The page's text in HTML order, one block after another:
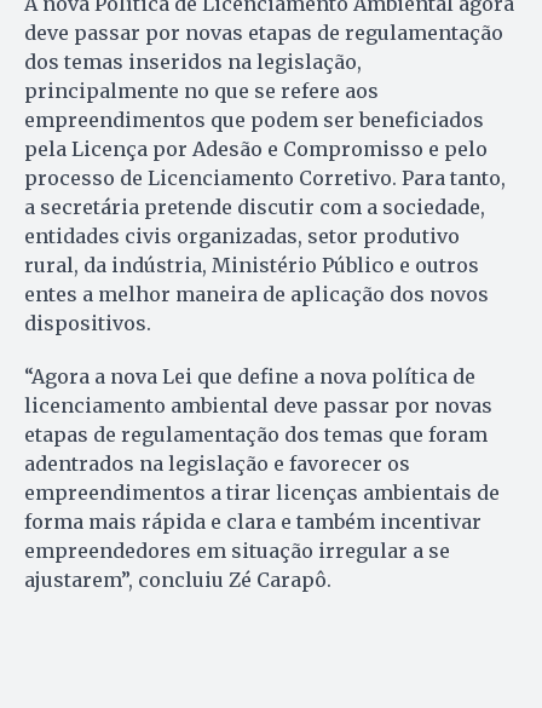
deve passar por novas etapas de regulamentação
dos temas inseridos na legislação,
principalmente no que se refere aos
empreendimentos que podem ser beneficiados
pela Licença por Adesão e Compromisso e pelo
processo de Licenciamento Corretivo. Para tanto,
a secretária pretende discutir com a sociedade,
entidades civis organizadas, setor produtivo
rural, da indústria, Ministério Público e outros
entes a melhor maneira de aplicação dos novos
dispositivos.
“Agora a nova Lei que define a nova política de
licenciamento ambiental deve passar por novas
etapas de regulamentação dos temas que foram
adentrados na legislação e favorecer os
empreendimentos a tirar licenças ambientais de
forma mais rápida e clara e também incentivar
empreendedores em situação irregular a se
ajustarem”, concluiu Zé Carapô.